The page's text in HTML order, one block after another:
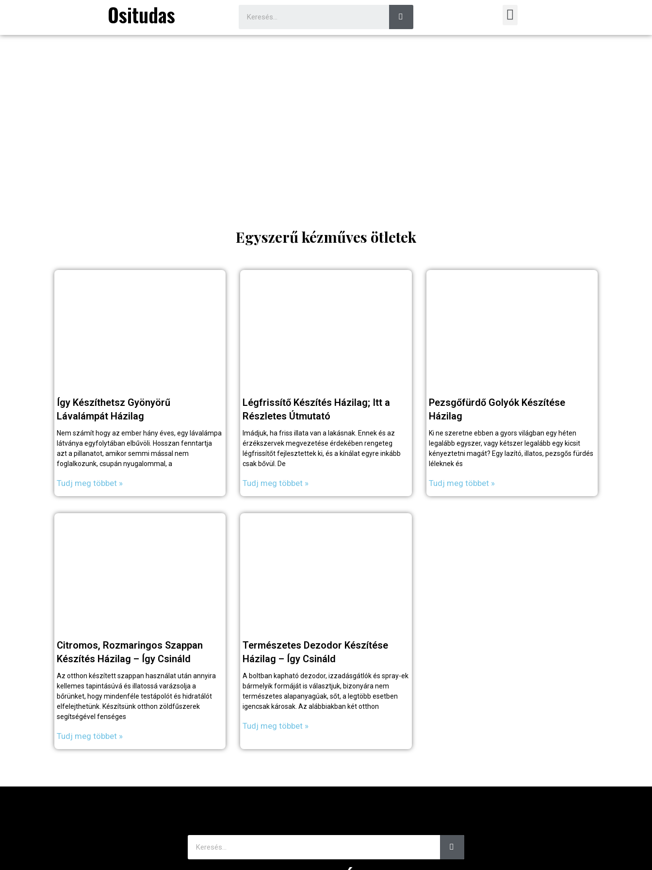
Ositudas
Egyszerű kézműves ötletek
Így Készíthetsz Gyönyörű
Lávalámpát Házilag
Nem számít hogy az ember hány éves, egy lávalámpa
látványa egyfolytában elbűvöli. Hosszan fenntartja
azt a pillanatot, amikor semmi mással nem
foglalkozunk, csupán nyugalommal, a
Tudj meg többet »
Légfrissítő Készítés Házilag; Itt a
Részletes Útmutató
Imádjuk, ha friss illata van a lakásnak. Ennek és az
érzékszervek megvezetése érdekében rengeteg
légfrissítőt fejlesztettek ki, és a kínálat egyre inkább
csak bővül. De
Tudj meg többet »
Pezsgőfürdő Golyók Készítése
Házilag
Ki ne szeretne ebben a gyors világban egy héten
legalább egyszer, vagy kétszer legalább egy kicsit
kényeztetni magát? Egy lazító, illatos, pezsgős fürdés
léleknek és
Tudj meg többet »
Citromos, Rozmaringos Szappan
Készítés Házilag – Így Csináld
Az otthon készített szappan használat után annyira
kellemes tapintásúvá és illatossá varázsolja a
bőrünket, hogy mindenféle testápolót és hidratálót
elfelejthetünk. Készítsünk otthon zöldfűszerek
segítségével fenséges
Tudj meg többet »
Természetes Dezodor Készítése
Házilag – Így Csináld
A boltban kapható dezodor, izzadásgátlók és spray-ek
bármelyik formáját is választjuk, bizonyára nem
természetes alapanyagúak, sőt, a legtöbb esetben
igencsak károsak. Az alábbiakban két otthon
Tudj meg többet »